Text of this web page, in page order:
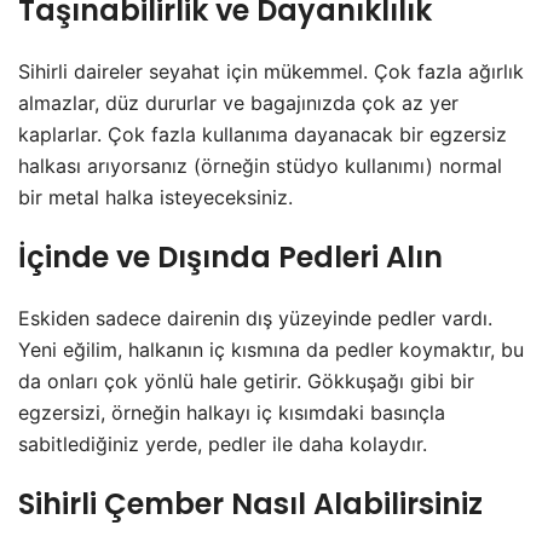
Taşınabilirlik ve Dayanıklılık
Sihirli daireler seyahat için mükemmel. Çok fazla ağırlık
almazlar, düz dururlar ve bagajınızda çok az yer
kaplarlar. Çok fazla kullanıma dayanacak bir egzersiz
halkası arıyorsanız (örneğin stüdyo kullanımı) normal
bir metal halka isteyeceksiniz.
İçinde ve Dışında Pedleri Alın
Eskiden sadece dairenin dış yüzeyinde pedler vardı.
Yeni eğilim, halkanın iç kısmına da pedler koymaktır, bu
da onları çok yönlü hale getirir. Gökkuşağı gibi bir
egzersizi, örneğin halkayı iç kısımdaki basınçla
sabitlediğiniz yerde, pedler ile daha kolaydır.
Sihirli Çember Nasıl Alabilirsiniz